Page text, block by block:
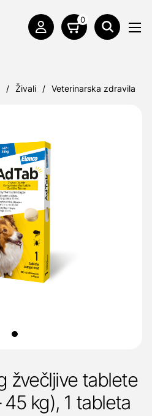
0
/ Živali / Veterinarska zdravila
žvečljive tablete
kg), 1 tableta